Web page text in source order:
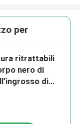
per
ritrattabili
nero di
di